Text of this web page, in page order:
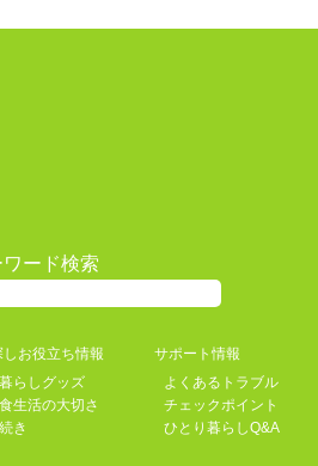
ード検索
お役立ち情報
らしグッズ
生活の大切さ
き
サポート情報
よくあるトラブル
チェックポイント
ひとり暮らしQ&A